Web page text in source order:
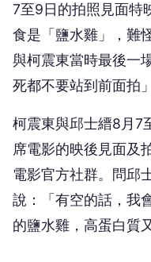
7至9日的拍照見面特
食是「鹽水雞」，難
與柯震東當時最後一
死都不要站到前面拍
柯震東與邱士縉8 月7
席電影的映後見面及
電影官方社群。 問邱
說：「有空的話， 我
的鹽水雞，高蛋白質